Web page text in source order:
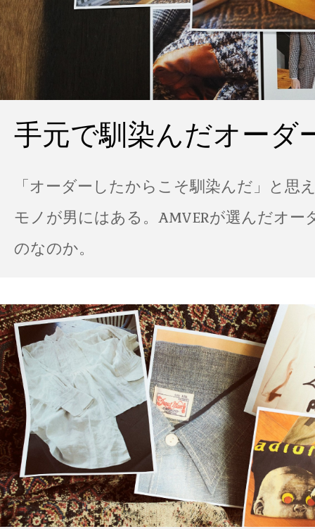
手元で馴染んだオーダ
「オーダーしたからこそ馴染んだ」と思
モノが男にはある。AMVERが選んだオー
のなのか。